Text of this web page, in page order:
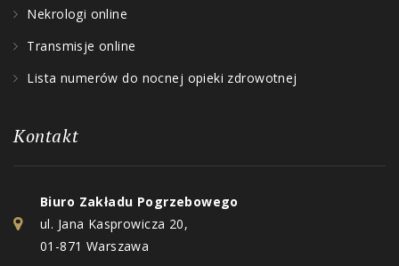
Nekrologi online
Transmisje online
Lista numerów do nocnej opieki zdrowotnej
Kontakt
Biuro Zakładu Pogrzebowego
ul. Jana Kasprowicza 20,
01-871 Warszawa